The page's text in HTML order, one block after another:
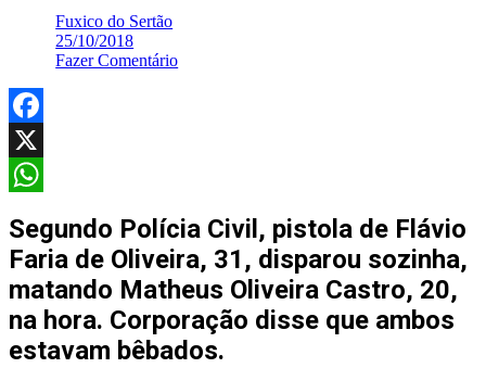
Fuxico do Sertão
25/10/2018
Fazer Comentário
Facebook
X
Segundo Polícia Civil, pistola de Flávio
Faria de Oliveira, 31, disparou sozinha,
matando Matheus Oliveira Castro, 20,
na hora. Corporação disse que ambos
estavam bêbados.